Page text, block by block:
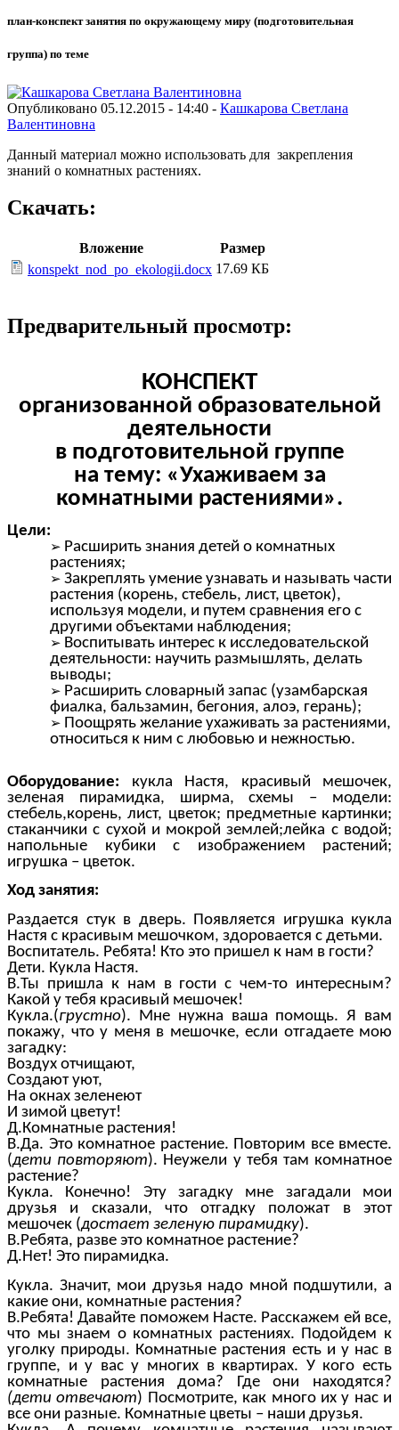
план-конспект занятия по окружающему миру (подготовительная
группа) по теме
Опубликовано 05.12.2015 - 14:40 - Кашкарова Светлана
Валентиновна
Данный материал можно использовать для закрепления
знаний о комнатных растениях.
Скачать:
Вложение
Размер
konspekt_nod_po_ekologii.docx 17.69 КБ
Предварительный просмотр:
КОНСПЕКТ
организованной образовательной
деятельности
в подготовительной группе
на тему: «Ухаживаем за
комнатными растениями».
Цели:
Расширить знания детей о комнатных
растениях;
Закреплять умение узнавать и называть части
растения (корень, стебель, лист, цветок),
используя модели, и путем сравнения его с
другими объектами наблюдения;
Воспитывать интерес к исследовательской
деятельности: научить размышлять, делать
выводы;
Расширить словарный запас (узамбарская
фиалка, бальзамин, бегония, алоэ, герань);
Поощрять желание ухаживать за растениями,
относиться к ним с любовью и нежностью.
Оборудование: кукла Настя, красивый мешочек,
зеленая пирамидка, ширма, схемы – модели:
стебель,корень, лист, цветок; предметные картинки;
стаканчики с сухой и мокрой землей;лейка с водой;
напольные кубики с изображением растений;
игрушка – цветок.
Ход занятия:
Раздается стук в дверь. Появляется игрушка кукла
Настя с красивым мешочком, здоровается с детьми.
Воспитатель. Ребята! Кто это пришел к нам в гости?
Дети. Кукла Настя.
В.Ты пришла к нам в гости с чем-то интересным?
Какой у тебя красивый мешочек!
Кукла.(грустно). Мне нужна ваша помощь. Я вам
покажу, что у меня в мешочке, если отгадаете мою
загадку:
Воздух отчищают,
Создают уют,
На окнах зеленеют
И зимой цветут!
Д.Комнатные растения!
В.Да. Это комнатное растение. Повторим все вместе.
(дети повторяют). Неужели у тебя там комнатное
растение?
Кукла. Конечно! Эту загадку мне загадали мои
друзья и сказали, что отгадку положат в этот
мешочек (достает зеленую пирамидку).
В.Ребята, разве это комнатное растение?
Д.Нет! Это пирамидка.
Кукла. Значит, мои друзья надо мной подшутили, а
какие они, комнатные растения?
В.Ребята! Давайте поможем Насте. Расскажем ей все,
что мы знаем о комнатных растениях. Подойдем к
уголку природы. Комнатные растения есть и у нас в
группе, и у вас у многих в квартирах. У кого есть
комнатные растения дома? Где они находятся?
(дети отвечают) Посмотрите, как много их у нас и
все они разные. Комнатные цветы – наши друзья.